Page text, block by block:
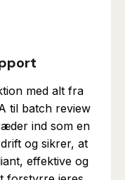
med alt fra
til batch review
ind som en
og sikrer, at
effektive og